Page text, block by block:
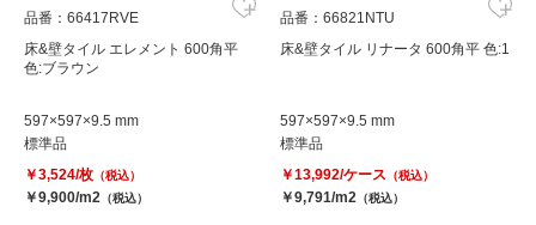
品番：66417RVE
床&壁タイル エレメント 600角平
色:ブラウン
597×597×9.5 mm
標準品
￥3,524/枚 （税込）
￥9,900/m2 （税込）
品番：66821NTU
床&壁タイル リナータ 600角平 色:1
597×597×9.5 mm
標準品
￥13,992/ケース （税込）
￥9,791/m2 （税込）